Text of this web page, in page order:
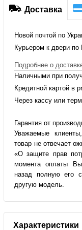
Доставка
Новой почтой по
Курьером к двери
Подробнее о
Наличными при
Кредитной картой в
Через кассу или
Гарантия от
Уважаемые
товар не отвечает
«О защите прав
момента оплаты
назад полную его
другую модель.
Характеристики